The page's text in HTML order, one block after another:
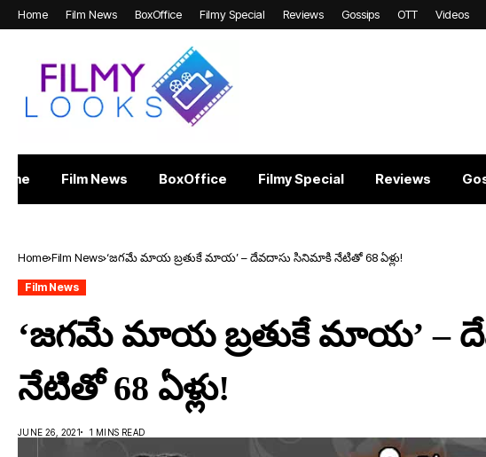
Home Film News BoxOffice Filmy Special Reviews Gossips OTT Videos
Film News BoxOffice Filmy Special Reviews
Home Film News ‘జగమే మాయ బ్రతుకే మాయ’ – దేవదాసు సినిమాకి నేటితో 68 ఏళ్లు!
Film News
‘జగమే మాయ బ్రతుకే మాయ’ –
నేటితో 68 ఏళ్లు!
JUNE 26, 2021 1 MINS READ